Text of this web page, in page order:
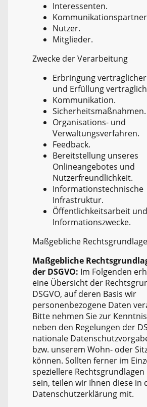
Interessenten.
Nutzer.
Mitglieder.
Zwecke der Verarbeitung
Erbringung
und Erfüllung
Kommunikation.
Sicherheitsmaßnahmen.
Organisations- und
Verwaltungsverfahren.
Feedback.
Bereitstellung unseres
Onlineangebotes und
Nutzerfreundlichkeit.
Informationstechnische
Infrastruktur.
Öffentlichkeitsarbeit und
Informationszwecke.
Maßgebliche
Maßgebliche
der DSGVO: Im Folgenden
eine Übersicht der
DSGVO, auf deren Basis wir
personenbezogene Daten
Bitte nehmen Sie zur
neben den Regelungen der
nationale
bzw. unserem Wohn- oder
können. Sollten ferner im
speziellere
sein, teilen wir Ihnen diese in
Datenschutzerklärung mit.